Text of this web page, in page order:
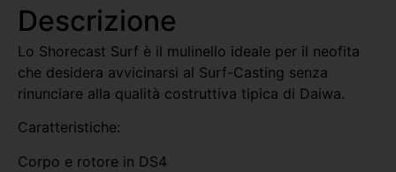
Descrizione
Lo Shorecast Surf è il mulinello ideale per il neofita
che desidera avvicinarsi al Surf-Casting senza
rinunciare alla qualità costruttiva tipica di Daiwa.
Caratteristiche:
Corpo e rotore in DS4